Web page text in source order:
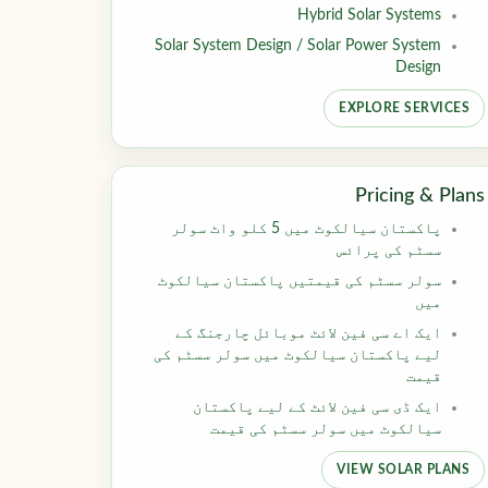
Hybrid Solar Systems
Solar System Design / Solar Power System
Design
EXPLORE SERVICES
Pricing & Plans
پاکستان سیالکوٹ میں 5 کلو واٹ سولر
سسٹم کی پرائس
سولر سسٹم کی قیمتیں پاکستان سیالکوٹ
میں
ایک اے سی فین لائٹ موبائل چارجنگ کے
لیے پاکستان سیالکوٹ میں سولر سسٹم کی
قیمت
ایک ڈی سی فین لائٹ کے لیے پاکستان
سیالکوٹ میں سولر سسٹم کی قیمت
VIEW SOLAR PLANS